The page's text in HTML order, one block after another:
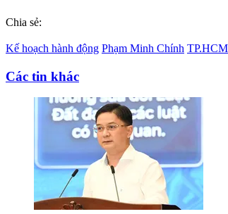
Chia sẻ:
Kế hoạch hành động Phạm Minh Chính TP.HCM
Các tin khác